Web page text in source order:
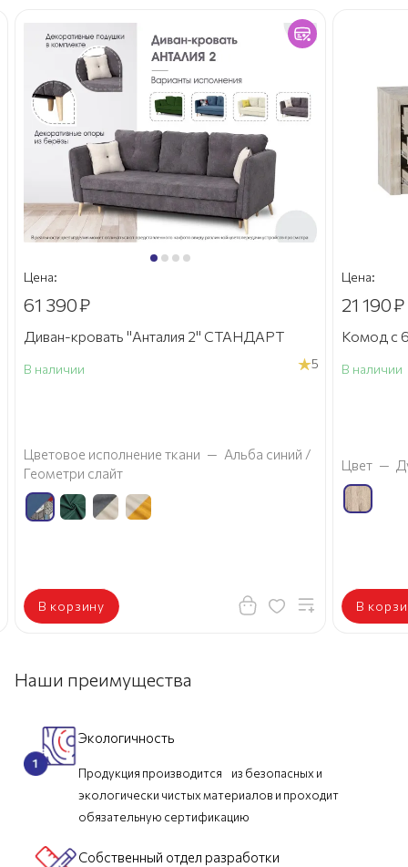
Цена:
61 390₽
Диван-кровать "Анталия 2" СТАНДАРТ
В наличии 5
Цветовое исполнение ткани — Альба синий /
Геометри слайт
В корзину
Цена:
21 190₽
Комод с
В наличии
Цвет —
В
Наши преимущества
Экологичность
Продукция производится из безопасных и
экологически чистых материалов и проходит
обязательную сертификацию
Собственный отдел разработки